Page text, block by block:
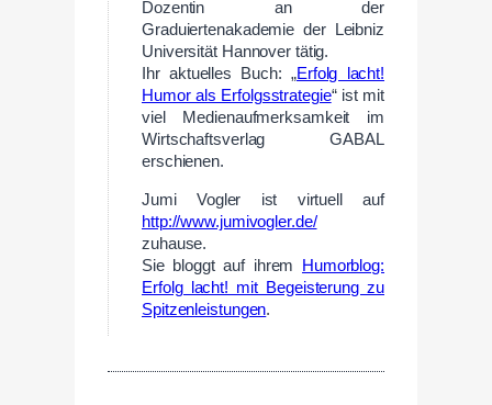
Dozentin an der
Graduiertenakademie der Leibniz
Universität Hannover tätig.
Ihr aktuelles Buch: „Erfolg lacht!
Humor als Erfolgsstrategie“ ist mit
viel Medienaufmerksamkeit im
Wirtschaftsverlag GABAL
erschienen.
Jumi Vogler ist virtuell auf
http://www.jumivogler.de/
zuhause.
Sie bloggt auf ihrem Humorblog:
Erfolg lacht! mit Begeisterung zu
Spitzenleistungen.